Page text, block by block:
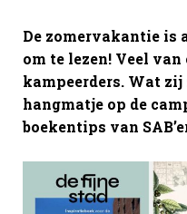
De zomervakantie is
om te lezen! Veel van
kampeerders. Wat
hangmatje op de
boekentips van